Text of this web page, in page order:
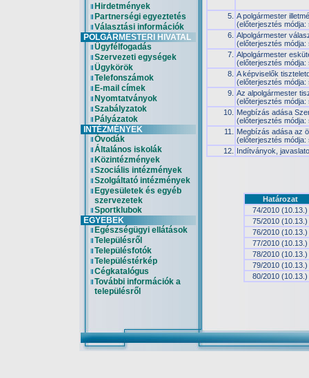
Hirdetmények
Partnerségi egyeztetés
Választási információk
POLGÁRMESTERI HIVATAL
Ügyfélfogadás
Szervezeti egységek
Ügykörök
Telefonszámok
E-mail címek
Nyomtatványok
Szabályzatok
Pályázatok
INTÉZMÉNYEK
Óvodák
Általános iskolák
Közintézmények
Szociális intézmények
Szolgáltató intézmények
Egyesületek és egyéb
szervezetek
Sportklubok
EGYEBEK
Egészségügyi ellátások
Településről
Településfotók
Településtérkép
Cégkatalógus
További információk a
településről
5. A polgármester
(előterjesztés módja:
6. Alpolgármester
(előterjesztés módja:
7. Alpolgármester
(előterjesztés módja:
8. A képviselők
(előterjesztés módja:
9. Az alpolgármester
(előterjesztés módja:
10.
Megbízás adása
(előterjesztés módja:
11.
Megbízás adása az
(előterjesztés módja:
12.
Indítványok,
Határozat
74/2010 (10.13.)
75/2010 (10.13.)
76/2010 (10.13.)
77/2010 (10.13.)
78/2010 (10.13.)
79/2010 (10.13.)
80/2010 (10.13.)